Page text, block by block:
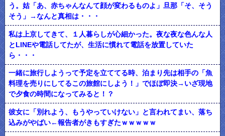
う。姑「あ、赤ちゃんなんて顔が変わるものよ」旦那「そ、そう
そう」→なんと真相は・・・
私は上京してきて、１人暮らしが心細かった。夜な夜な色んな人
とLINEや電話してたが、生活に慣れて電話を放置していた
ら・・・
一緒に旅行しようって予定を立ててる時、泊まり先は相手の「魚
料理を売りにしてるこの旅館にしよう！」でほぼ即決→いざ現地
で夕食の時間になってみると！？
彼女に「別れよう、もうやっていけない」と言われてまい、落ち
込みがやばい←報告者がきもすぎたｗｗｗｗｗ